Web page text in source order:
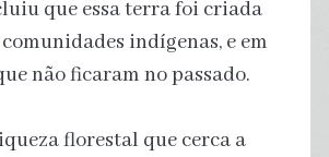
que essa terra foi criada
indígenas, e em
não ficaram no passado.
florestal que cerca a